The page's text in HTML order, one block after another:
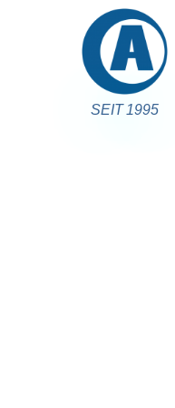
SEIT 1995